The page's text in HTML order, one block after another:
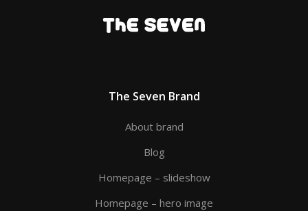
The Seven Brand
About brand
Blog
Homepage – slideshow
Homepage – hero image